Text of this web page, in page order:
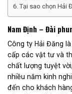
Tại sao chọn Hải
Nam Định – Đài
Công ty Hải Đăng
cấp các vật tư và
chất lượng tuyệt
nhiều năm kinh
đến cho khách